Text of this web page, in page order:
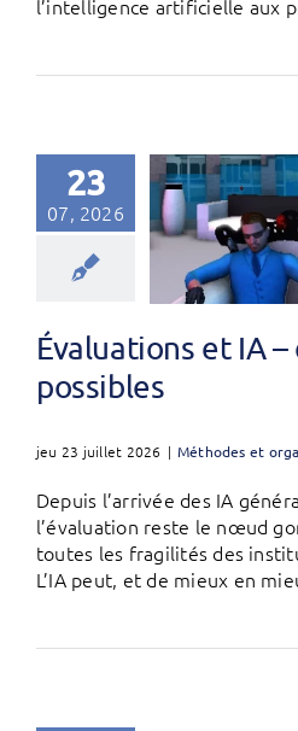
l’intelligence artificielle aux
23
07, 2026
Évaluations et IA
possibles
jeu 23 juillet 2026 | Méthodes et
Depuis l’arrivée des IA
l’évaluation reste le nœud
toutes les fragilités des
L’IA peut, et de mieux en